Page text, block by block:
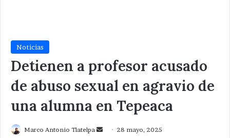
Noticias
Detienen a profesor acusado
de abuso sexual en agravio de
una alumna en Tepeaca
Marco Antonio Tlatelpa
Send 28 mayo, 2025